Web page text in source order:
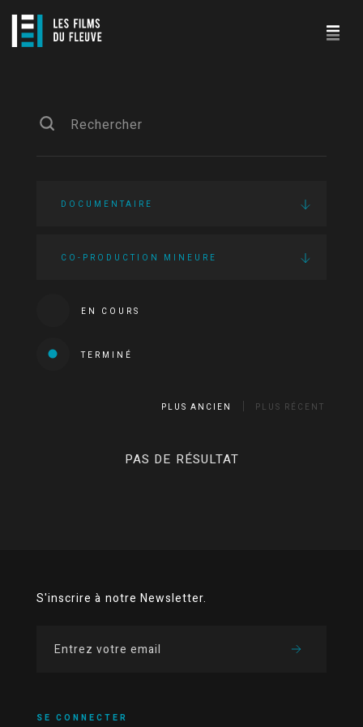
DOCUMENTAIRE
CO-PRODUCTION MINEURE
EN COURS
TERMINÉ
PLUS ANCIEN PLUS RÉCENT
PAS DE RÉSULTAT
S'inscrire à notre Newsletter.
SE CONNECTER